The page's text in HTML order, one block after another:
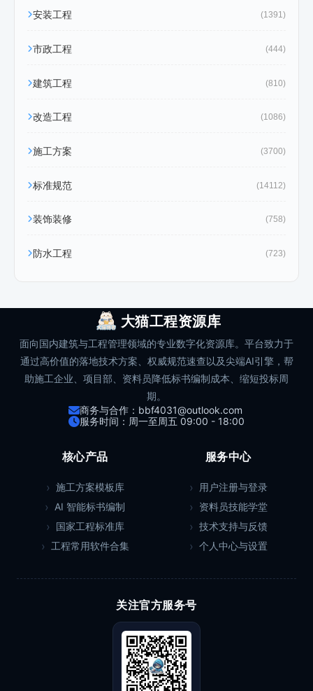
安装工程 (1391)
市政工程 (444)
建筑工程 (810)
改造工程 (1086)
施工方案 (3700)
标准规范 (14112)
装饰装修 (758)
防水工程 (723)
大猫工程资源库
面向国内建筑与工程管理领域的专业数字化资源库。平台致力于
通过高价值的落地技术方案、权威规范速查以及尖端AI引擎，帮
助施工企业、项目部、资料员降低标书编制成本、缩短投标周
期。
商务与合作：bbf4031@outlook.com
服务时间：周一至周五 09:00 - 18:00
核心产品
施工方案模板库
AI 智能标书编制
国家工程标准库
工程常用软件合集
服务中心
用户注册与登录
资料员技能学堂
技术支持与反馈
个人中心与设置
关注官方服务号